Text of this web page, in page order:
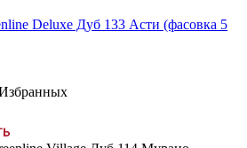
Deluxe Дуб 133 Асти (фасовка 5